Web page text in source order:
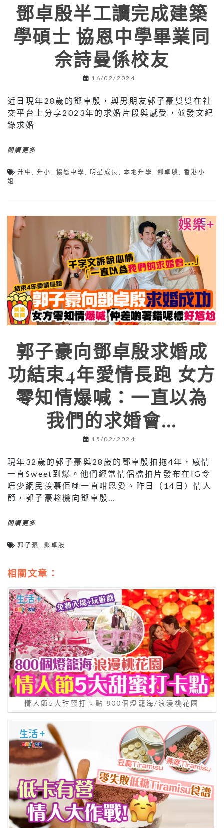
鄧卓殷半工讀完成建築
學碩士 協恩中學畢業同
佘詩曼係校友
16/02/2024
近日現年28歲的鄧卓殷，與男朋友郭子豪雙雙在社
交平台上分享2023年的求婚片段與感受，並發文紀
錄求婚
閱讀更多
升中 ,升小 協恩中學 明星成長 本地升學 鄧卓殷
香港小
姐
郭子豪向鄧卓殷求婚成
功結束4年愛情長跑 女方
零知情爆喊：一直以為
我們的求婚會…
15/02/2024
現年32歲的郭子豪與28歲的鄧卓殷拍拖4年，感情
一直Sweet到爆。他們經常情侶檔拍片發布在IG令
唔少網民羨慕佢哋一直咁恩愛。昨日（14日）情人
節，郭子豪趁機向鄧卓殷…
閱讀更多
郭子豪 ,鄧卓殷
相關文章：
情人節5大甜蜜打卡點 800個燈籠海/浪漫桃花園